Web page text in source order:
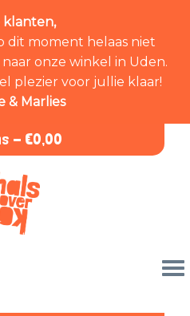
klanten,
dit moment helaas niet
onze winkel in Uden.
plezier voor jullie klaar!
& Marlies
- €0,00